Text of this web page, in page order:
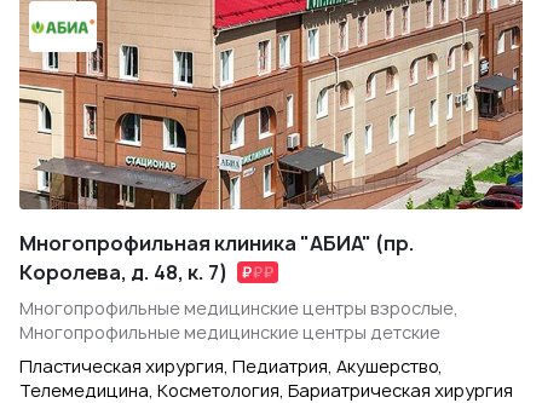
Многопрофильная клиника "АБИА" (пр.
Королева, д. 48, к. 7)
Многопрофильные медицинские центры взрослые,
Многопрофильные медицинские центры детские
Пластическая хирургия, Педиатрия, Акушерство,
Телемедицина, Косметология, Бариатрическая хирургия